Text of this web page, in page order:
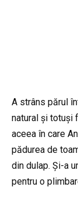
A strâns părul
natural și totuși
aceea în care
pădurea de
din dulap. Și-a
pentru o